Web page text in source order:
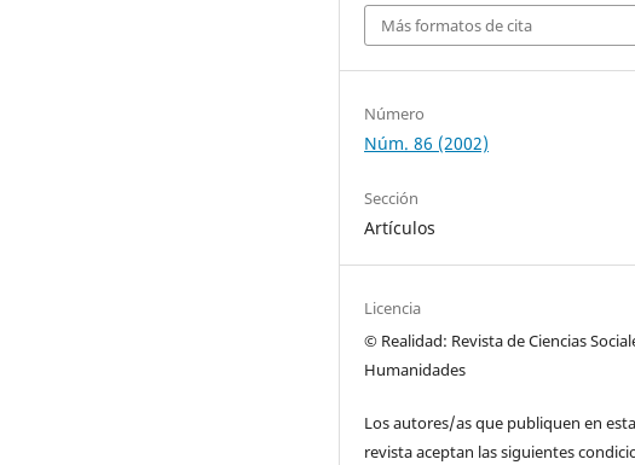
Más formatos de cita
Número
Núm. 86 (2002)
Sección
Artículos
Licencia
© Realidad: Revista de Ciencias
Humanidades
Los autores/as que publiquen en esta
revista aceptan las siguientes